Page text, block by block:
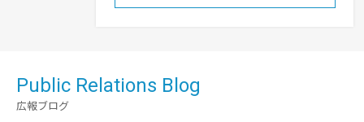
Public Relations Blog
広報ブログ